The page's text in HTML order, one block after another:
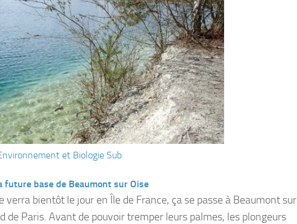
et Biologie Sub
future base de Beaumont sur Oise
verra bientôt le jour en Île de France, ça se passe à Beaumont sur
de Paris. Avant de pouvoir tremper leurs palmes, les plongeurs